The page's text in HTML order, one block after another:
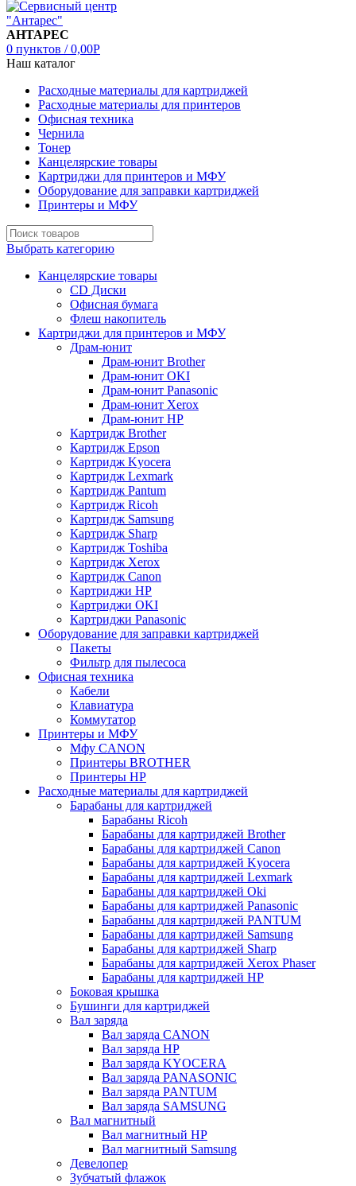
АНТАРЕС
0 пунктов / 0,00Р
Наш каталог
Расходные материалы для картриджей
Расходные материалы для принтеров
Офисная техника
Чернила
Тонер
Канцелярские товары
Картриджи для принтеров и МФУ
Оборудование для заправки картриджей
Принтеры и МФУ
Выбрать категорию
Канцелярские товары
CD Диски
Офисная бумага
Флеш накопитель
Картриджи для принтеров и МФУ
Драм-юнит
Драм-юнит Brother
Драм-юнит OKI
Драм-юнит Panasonic
Драм-юнит Xerox
Драм-юнит НР
Картридж Brother
Картридж Epson
Картридж Kyocera
Картридж Lexmark
Картридж Pantum
Картридж Ricoh
Картридж Samsung
Картридж Sharp
Картридж Toshiba
Картридж Xerox
Картридж Сanon
Картриджи HP
Картриджи OKI
Картриджи Panasonic
Оборудование для заправки картриджей
Пакеты
Фильтр для пылесоса
Офисная техника
Кабели
Клавиатура
Коммутатор
Принтеры и МФУ
Мфу CANON
Принтеры BROTHER
Принтеры HP
Расходные материалы для картриджей
Барабаны для картриджей
Барабаны Ricoh
Барабаны для картриджей Brother
Барабаны для картриджей Canon
Барабаны для картриджей Kyocera
Барабаны для картриджей Lexmark
Барабаны для картриджей Oki
Барабаны для картриджей Panasonic
Барабаны для картриджей PANTUM
Барабаны для картриджей Samsung
Барабаны для картриджей Sharp
Барабаны для картриджей Xerox Phaser
Барабаны для картриджей НР
Боковая крышка
Бушинги для картриджей
Вал заряда
Вал заряда CANON
Вал заряда HP
Вал заряда KYOCERA
Вал заряда PANASONIC
Вал заряда PANTUM
Вал заряда SAMSUNG
Вал магнитный
Вал магнитный HP
Вал магнитный Samsung
Девелопер
Зубчатый флажок